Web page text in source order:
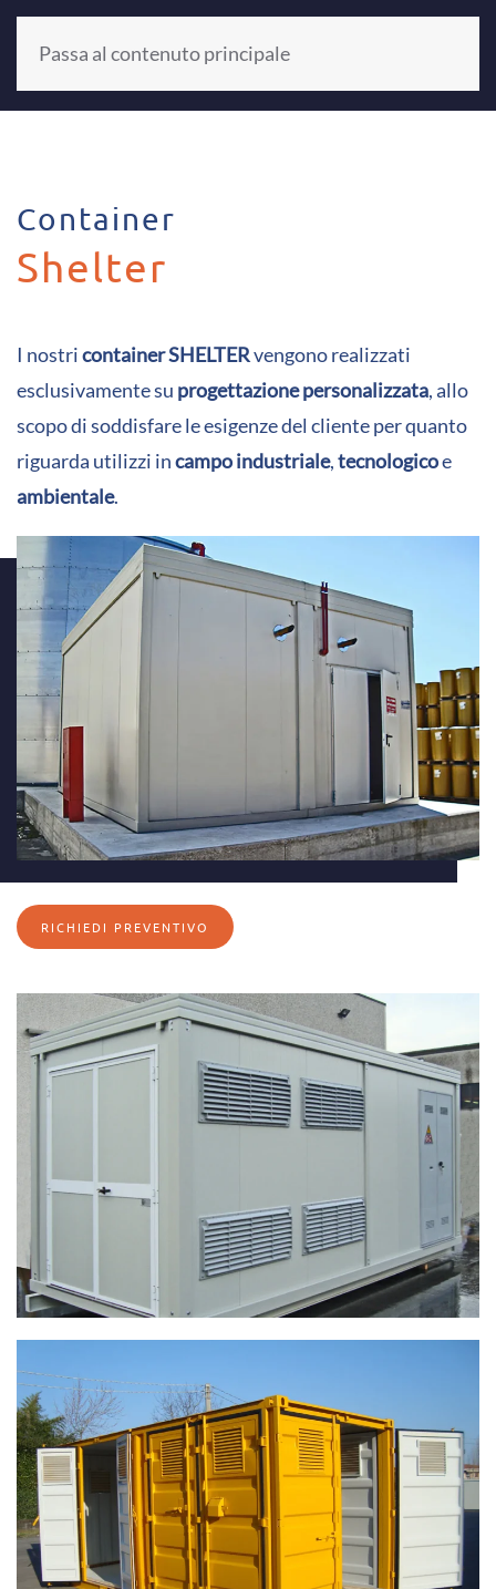
Passa al contenuto principale
Container
Shelter
I nostricontainer SHELTERvengono realizzati
esclusivamente su progettazione personalizzata, allo
scopo di soddisfare le esigenze del cliente per quanto
riguarda utilizzi incampo industriale,tecnologicoe
ambientale.
RICHIEDI PREVENTIVO